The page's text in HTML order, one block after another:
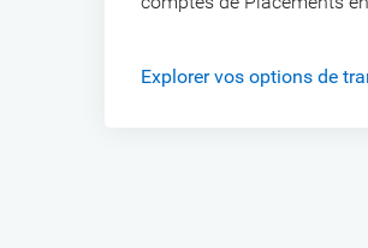
Explorer vos options de